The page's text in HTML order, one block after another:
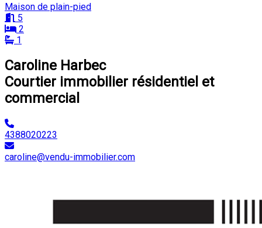
Maison de plain-pied
5
2
1
Caroline Harbec
Courtier immobilier résidentiel et
commercial
4388020223
caroline@vendu-immobilier.com